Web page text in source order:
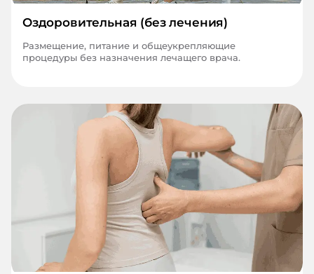
Оздоровительная (без лечения)
Размещение, питание и общеукрепляющие
процедуры без назначения лечащего врача.